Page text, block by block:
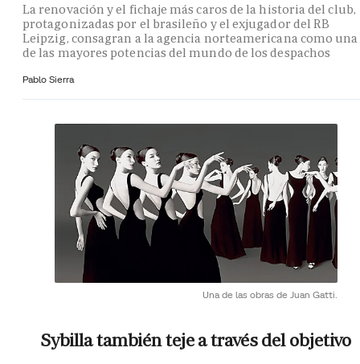
La renovación y el fichaje más caros de la historia del club,
protagonizadas por el brasileño y el exjugador del RB
Leipzig, consagran a la agencia norteamericana como una
de las mayores potencias del mundo de los despachos
Pablo Sierra
Una de las obras de Juan Gatti.
Sybilla también teje a través del objetivo